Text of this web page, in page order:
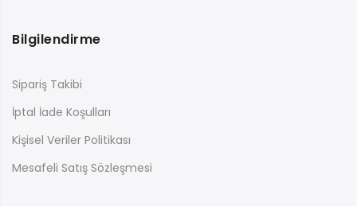
Bilgilendirme
Sipariş Takibi
İptal İade Koşulları
Kişisel Veriler Politikası
Mesafeli Satış Sözleşmesi